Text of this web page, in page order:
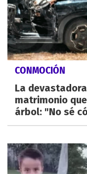
CONMOCIÓN
La
matrimonio
árbol: "No sé